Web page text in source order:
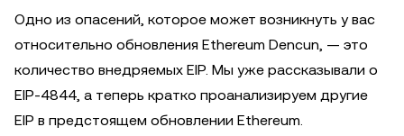
Одно из опасений, которое может возникнуть у вас
относительно обновления Ethereum Dencun, — это
количество внедряемых EIP. Мы уже рассказывали о
EIP-4844, а теперь кратко проанализируем другие
EIP в предстоящем обновлении Ethereum.